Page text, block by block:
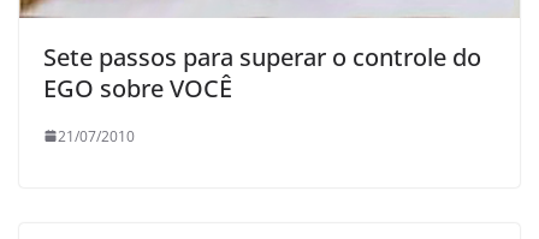
Sete passos para superar o controle do
EGO sobre VOCÊ
21/07/2010